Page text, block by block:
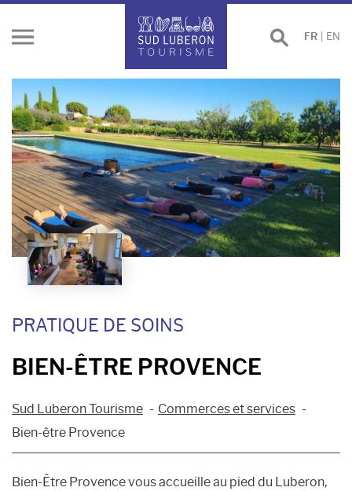
Ouvrir
Effectuer
une
FR EN
PRATIQUE DE SOINS
BIEN-ÊTRE PROVENCE
Sud Luberon Tourisme
Commerces et services
Bien-être Provence
Bien-Être Provence vous accueille au pied du Luberon,